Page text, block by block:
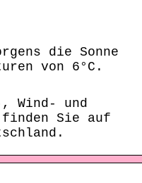
die Sonne
von 6°C.
Wind- und
finden Sie auf